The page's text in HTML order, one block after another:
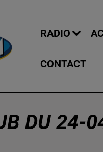
RADIO
CONTACT
DU 24-